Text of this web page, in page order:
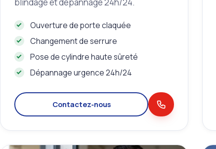
Ouverture de porte claquée
Changement de serrure
Pose de cylindre haute sûreté
Dépannage urgence 24h/24
Contactez‑nous